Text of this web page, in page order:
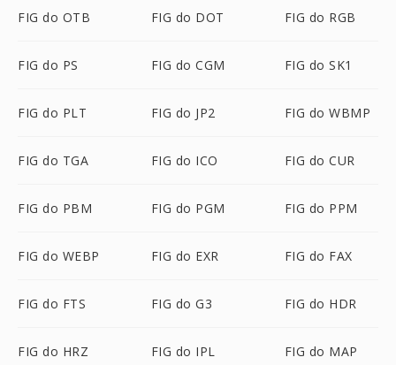
FIG do OTB FIG do DOT FIG do RGB
FIG do PS FIG do CGM FIG do SK1
FIG do PLT FIG do JP2 FIG do WBMP
FIG do TGA FIG do ICO FIG do CUR
FIG do PBM FIG do PGM FIG do PPM
FIG do WEBP FIG do EXR FIG do FAX
FIG do FTS FIG do G3 FIG do HDR
FIG do HRZ FIG do IPL FIG do MAP